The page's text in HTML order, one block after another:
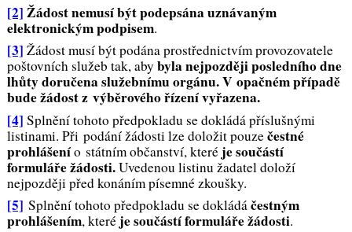
[2] Žádost nemusí být podepsána uznávaným
elektronickým podpisem.
[3] Žádost musí být podána prostřednictvím provozovatele
poštovních služeb tak, aby byla nejpozději posledního dne
lhůty doručena služebnímu orgánu. V opačném případě
bude žádost z výběrového řízení vyřazena.
[4] Splněnítohoto předpokladu se dokládá příslušnými
listinami. Při podání žádosti lze doložit pouzečestné
prohlášenío státním občanství, které je součástí
formuláře žádosti.Uvedenou listinu žadatel doloží
nejpozději před konánímpísemné zkoušky.
[5] Splnění tohoto předpokladu se dokládáčestným
prohlášením, které je součástí formuláře žádosti.